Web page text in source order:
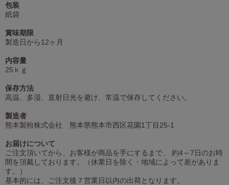
包装
紙袋
賞味期限
製造日から12ヶ月
内容量
25ｋｇ
保存方法
高温、多湿、直射日光を避け、常温で保存してください。
製造者
熊本製粉株式会社 熊本県熊本市西区花園1丁目25-1
お届けについて
ご注文頂いてから、お客様が商品を手にするまで、 約4～7日のお時
間を頂戴しております。（休業日を除く・地域によって差がありま
す。）
基本的には、ご注文後７営業日以内の出荷となります。